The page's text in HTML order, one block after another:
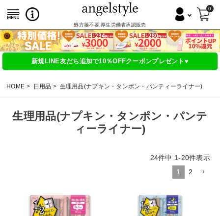
処方箋不要,厚生労働省承認販売
0
新規LINE友だち追加で10％OFFクーポンプレゼント♥
HOME 日用品 生理用品(ナプキン・タンポン・パンティーライナー)
生理用品(ナプキン・タンポン・パンテ
ィーライナー)
24件中 1-20件表示
1
2